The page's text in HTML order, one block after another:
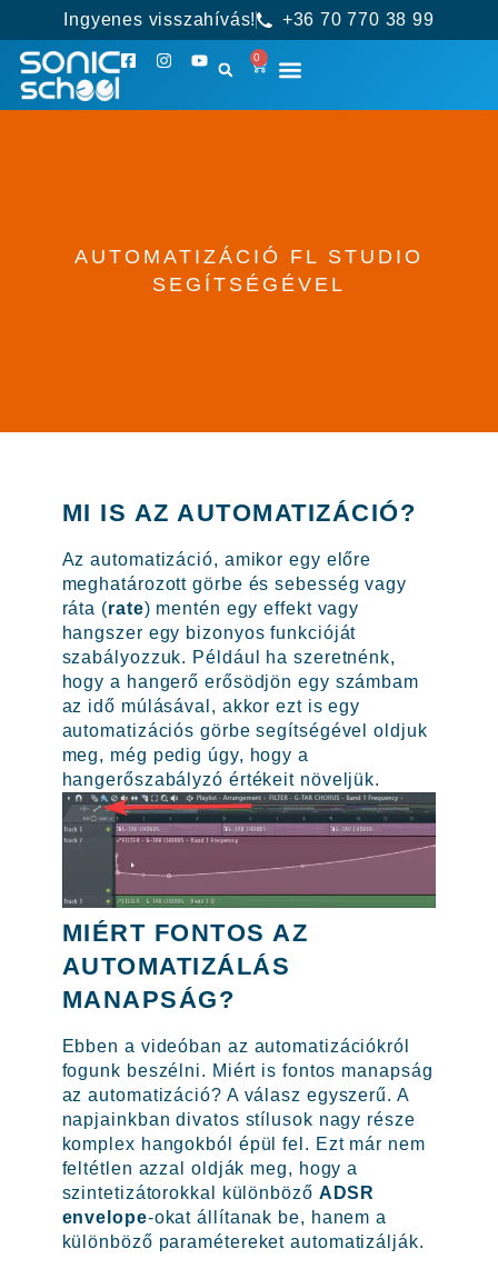
Ingyenes visszahívás! +36 70 770 38 99
0
AUTOMATIZÁCIÓ FL STUDIO
SEGÍTSÉGÉVEL
MI IS AZ AUTOMATIZÁCIÓ?
Az automatizáció, amikor egy előre
meghatározott görbe és sebesség vagy
ráta (rate) mentén egy effekt vagy
hangszer egy bizonyos funkcióját
szabályozzuk. Például ha szeretnénk,
hogy a hangerő erősödjön egy számbam
az idő múlásával, akkor ezt is egy
automatizációs görbe segítségével oldjuk
meg, még pedig úgy, hogy a
hangerőszabályzó értékeit növeljük.
MIÉRT FONTOS AZ
AUTOMATIZÁLÁS
MANAPSÁG?
Ebben a videóban az automatizációkról
fogunk beszélni. Miért is fontos manapság
az automatizáció? A válasz egyszerű. A
napjainkban divatos stílusok nagy része
komplex hangokból épül fel. Ezt már nem
feltétlen azzal oldják meg, hogy a
szintetizátorokkal különböző ADSR
envelope-okat állítanak be, hanem a
különböző paramétereket automatizálják.